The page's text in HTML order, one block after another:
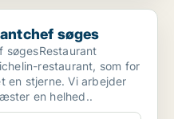
søges
søgesRestaurant
restaurant, som for
stjerne. Vi arbejder
en helhed..